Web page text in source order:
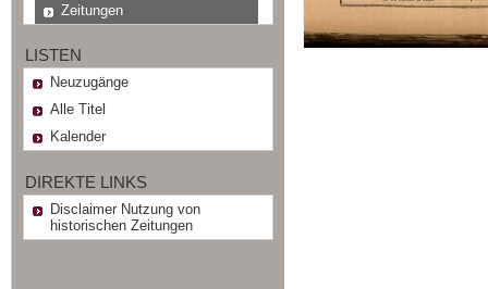
Zeitungen
LISTEN
Neuzugänge
Alle Titel
Kalender
DIREKTE LINKS
Disclaimer Nutzung von
historischen Zeitungen